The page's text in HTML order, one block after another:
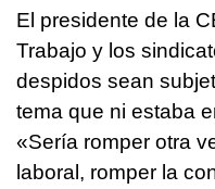
El presidente de la
Trabajo y los
despidos sean
tema que ni estaba
«Sería romper otra
laboral, romper la